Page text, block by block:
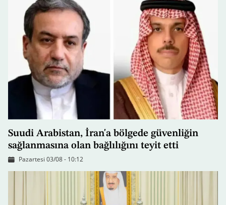
Suudi Arabistan, İran'a bölgede güvenliğin
sağlanmasına olan bağlılığını teyit etti
Pazartesi 03/08 - 10:12